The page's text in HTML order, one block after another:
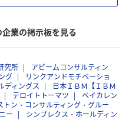
業の掲示板を見る
究所
アビームコンサルティン
グ
リンクアンドモチベーショ
ディングス
日本ＩＢＭ【ＩＢＭ
デロイトトーマツ
ベイカレン
トン・コンサルティング・グルー
ー
シンプレクス・ホールディン